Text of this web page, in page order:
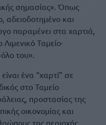
σημασίας». Όπως
αδειοδοτημένο και
παραμένει στα χαρτιά,
Ταμείο·
του».
ένα “χαρτί” σε
στο Ταμείο
προστασίας της
οικονομίας και
της περιοχής.